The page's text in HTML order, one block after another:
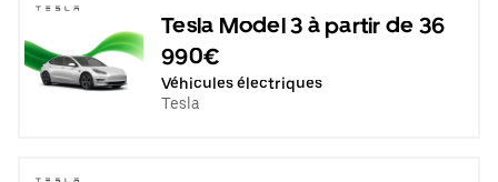
Tesla Model 3 à partir de 36
990€
Véhicules électriques
Tesla